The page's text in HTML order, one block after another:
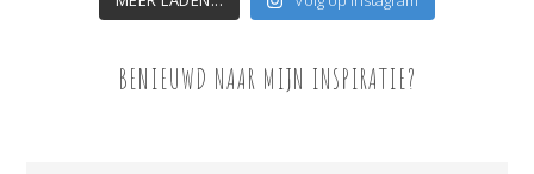
BENIEUWD NAAR MIJN INSPIRATIE?